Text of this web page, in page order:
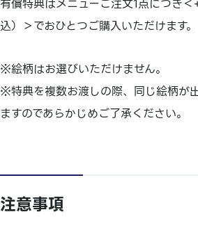
有償特典はメニューご注文1点につき
込）＞でおひとつご購入いただけます。
※絵柄はお選びいただけません。
※特典を複数お渡しの際、同じ絵柄が
ますのであらかじめご了承ください。
注意事項